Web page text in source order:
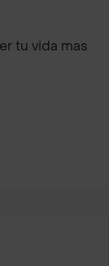
tu vida mas